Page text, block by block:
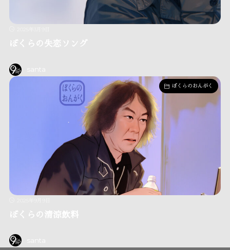
ぼくらの失恋ソング
santa
ぼくらのおんがく
ぼくらの清涼飲料
santa